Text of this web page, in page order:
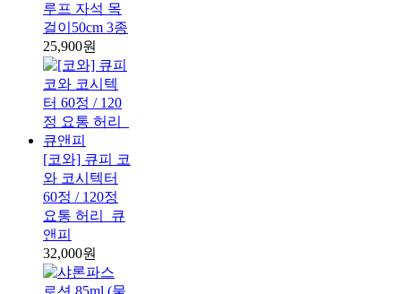
루프 자석 목
걸이50cm 3종
25,900원
[코와] 큐피 코
와 코시텍터
60정 / 120정
요통 허리_큐
앤피
32,000원